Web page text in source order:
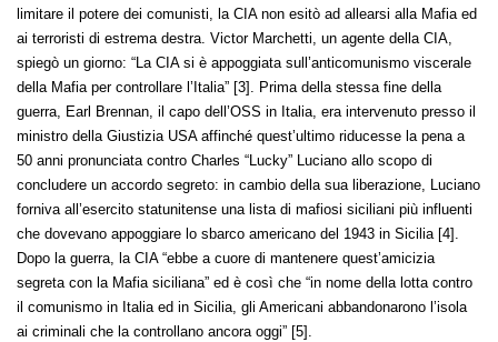
limitare il potere dei comunisti, la CIA non esitò ad allearsi alla Mafia ed
ai terroristi di estrema destra. Victor Marchetti, un agente della CIA,
spiegò un giorno: “La CIA si è appoggiata sull’anticomunismo viscerale
della Mafia per controllare l’Italia” [3]. Prima della stessa fine della
guerra, Earl Brennan, il capo dell’OSS in Italia, era intervenuto presso il
ministro della Giustizia USA affinché quest’ultimo riducesse la pena a
50 anni pronunciata contro Charles “Lucky” Luciano allo scopo di
concludere un accordo segreto: in cambio della sua liberazione, Luciano
forniva all’esercito statunitense una lista di mafiosi siciliani più influenti
che dovevano appoggiare lo sbarco americano del 1943 in Sicilia [4].
Dopo la guerra, la CIA “ebbe a cuore di mantenere quest’amicizia
segreta con la Mafia siciliana” ed è così che “in nome della lotta contro
il comunismo in Italia ed in Sicilia, gli Americani abbandonarono l’isola
ai criminali che la controllano ancora oggi” [5].